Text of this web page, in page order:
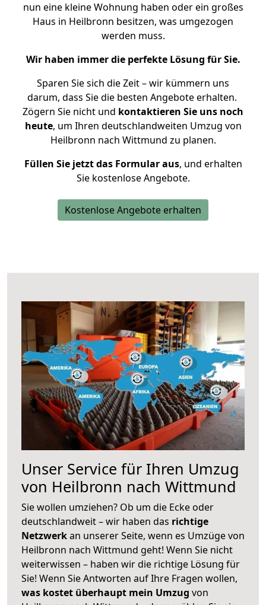
nun eine kleine Wohnung haben oder ein großes
Haus in Heilbronn besitzen, was umgezogen
werden muss.
Wir haben immer die perfekte Lösung für Sie.
Sparen Sie sich die Zeit – wir kümmern uns
darum, dass Sie die besten Angebote erhalten.
Zögern Sie nicht und kontaktieren Sie uns noch
heute, um Ihren deutschlandweiten Umzug von
Heilbronn nach Wittmund zu planen.
Füllen Sie jetzt das Formular aus, und erhalten
Sie kostenlose Angebote.
Kostenlose Angebote erhalten
Unser Service für Ihren Umzug
von Heilbronn nach Wittmund
Sie wollen umziehen? Ob um die Ecke oder
deutschlandweit – wir haben das richtige
Netzwerkan unserer Seite, wenn es Umzüge von
Heilbronn nach Wittmund geht! Wenn Sie nicht
weiterwissen – haben wir die richtige Lösung für
Sie! Wenn Sie Antworten auf Ihre Fragen wollen,
was kostet überhaupt mein Umzug von